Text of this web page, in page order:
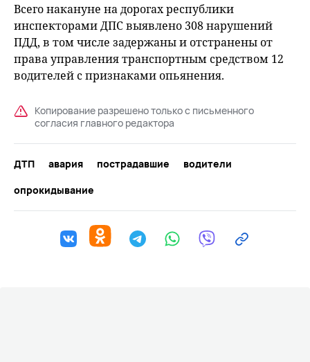
Всего накануне на дорогах республики
инспекторами ДПС выявлено 308 нарушений
ПДД, в том числе задержаны и отстранены от
права управления транспортным средством 12
водителей с признаками опьянения.
Копирование разрешено только с письменного
согласия главного редактора
ДТП авария пострадавшие
водители
опрокидывание